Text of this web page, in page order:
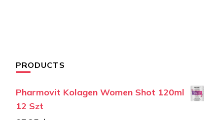
PRODUCTS
Pharmovit Kolagen Women Shot 120ml
12 Szt